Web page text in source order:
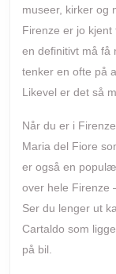
museer, kirker og
Firenze er jo kjent
en definitivt må få
tenker en ofte på
Likevel er det så
Når du er i
Maria del Fiore
er også en
over hele Firenze
Ser du lenger ut
Cartaldo som
på bil.